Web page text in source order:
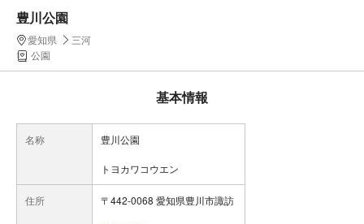
豊川公園
愛知県
三河
公園
基本情報
名称 豊川公園
トヨカワコウエン
住所 〒442-0068 愛知県豊川市諏訪